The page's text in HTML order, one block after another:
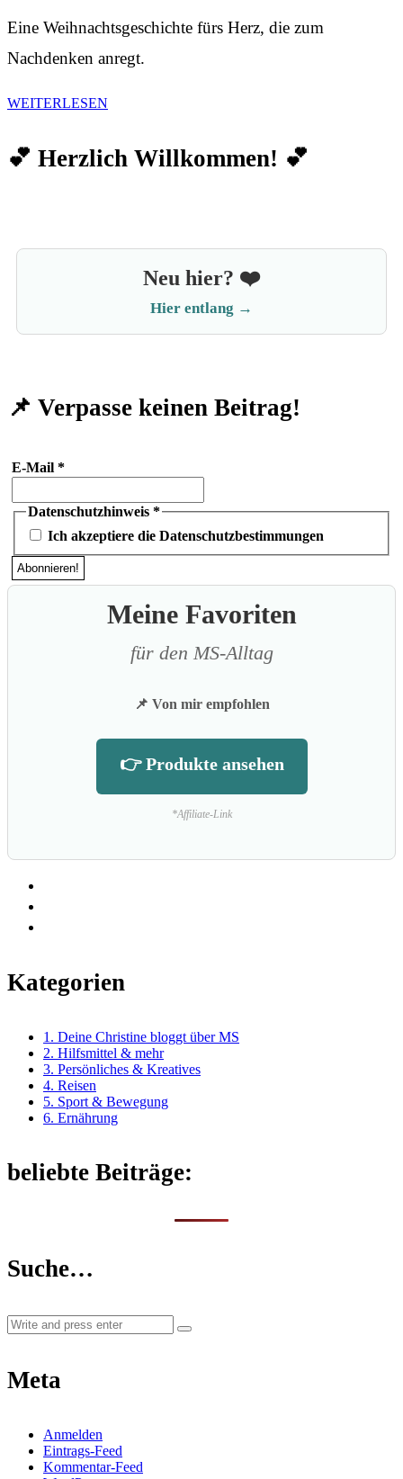
Eine Weihnachtsgeschichte fürs Herz, die zum
Nachdenken anregt.
WEITERLESEN
💕 Herzlich Willkommen! 💕
Neu hier? ❤️
Hier entlang →
📌 Verpasse keinen Beitrag!
E-Mail *
Datenschutzhinweis *
Ich akzeptiere die Datenschutzbestimmungen
Meine Favoriten
für den MS-Alltag
📌 Von mir empfohlen
👉 Produkte ansehen
*Affiliate-Link
Kategorien
1. Deine Christine bloggt über MS
2. Hilfsmittel & mehr
3. Persönliches & Kreatives
4. Reisen
5. Sport & Bewegung
6. Ernährung
beliebte Beiträge:
Suche…
Meta
Anmelden
Eintrags-Feed
Kommentar-Feed